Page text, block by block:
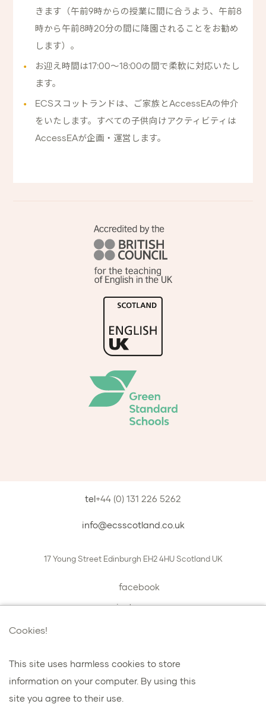
Cookies!
This site uses harmless cookies to store
information on your computer. By using this
site you agree to their use.
きます（午前9時からの授業に間に合うよう、午前8
時から午前8時20分の間に降園されることをお勧め
します）。
お迎え時間は17:00～18:00の間で柔軟に対応いたし
ます。
ECSスコットランドは、ご家族とAccessEAの仲介
をいたします。すべての子供向けアクティビティは
AccessEAが企画・運営します。
tel+44 (0) 131 226 5262
info@ecsscotland.co.uk
17 Young Street Edinburgh EH2 4HU Scotland UK
facebook
instagram
プライバシーとクッキー